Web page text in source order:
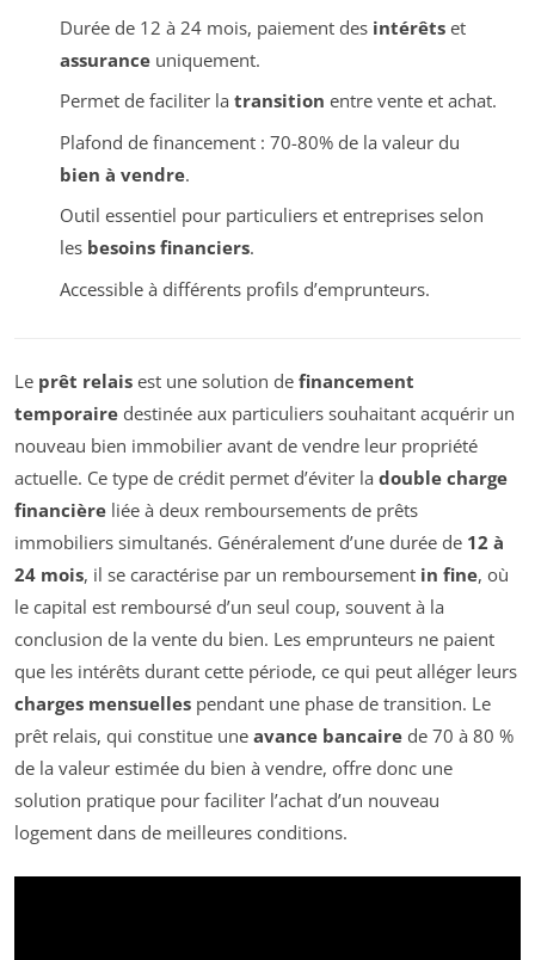
Durée de 12 à 24 mois, paiement des intérêtset
assuranceuniquement.
Permet de faciliter la transition entre vente et achat.
Plafond de financement : 70-80% de la valeur du
bien à vendre.
Outil essentiel pour particuliers et entreprises selon
les besoins financiers.
Accessible à différents profils d’emprunteurs.
Le prêt relais est une solution de financement
temporaire destinée aux particuliers souhaitant acquérir un
nouveau bien immobilier avant de vendre leur propriété
actuelle. Ce type de crédit permet d’éviter la double charge
financière liée à deux remboursements de prêts
immobiliers simultanés. Généralement d’une durée de 12 à
24 mois, il se caractérise par un remboursement in fine, où
le capital est remboursé d’un seul coup, souvent à la
conclusion de la vente du bien. Les emprunteurs ne paient
que les intérêts durant cette période, ce qui peut alléger leurs
charges mensuelles pendant une phase de transition. Le
prêt relais, qui constitue une avance bancaire de 70 à 80 %
de la valeur estimée du bien à vendre, offre donc une
solution pratique pour faciliter l’achat d’un nouveau
logement dans de meilleures conditions.